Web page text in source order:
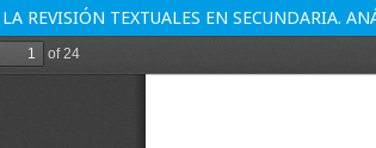
REVISIÓN TEXTUALES EN SECUNDARIA.